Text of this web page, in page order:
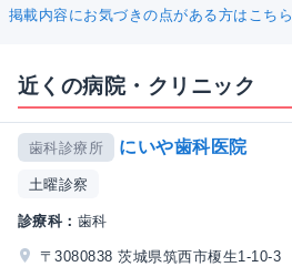
掲載内容にお気づきの点がある方はこちら
近くの病院・クリニック
歯科診療所 にいや歯科医院
土曜診察
診療科： 歯科
〒3080838 茨城県筑西市榎生1-10-3